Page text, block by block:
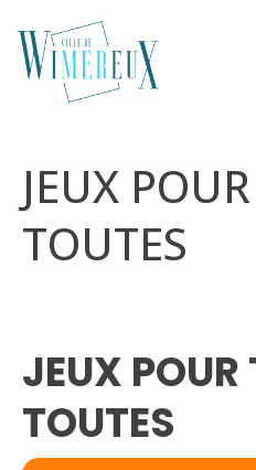
JEUX
TOUTES
JEUX POUR
TOUTES